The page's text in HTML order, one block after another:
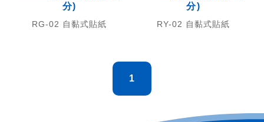
分)
RG-02 自黏式貼紙
分)
RY-02 自黏式貼紙
1